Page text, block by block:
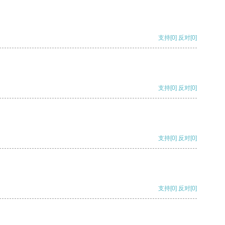
支持[0] 反对[0]
支持[0] 反对[0]
支持[0] 反对[0]
支持[0] 反对[0]